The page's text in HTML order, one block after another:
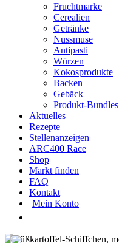
Fruchtmarke
Cerealien
Getränke
Nussmuse
Antipasti
Würzen
Kokosprodukte
Backen
Gebäck
Produkt-Bundles
Aktuelles
Rezepte
Stellenanzeigen
ARC400 Race
Shop
Markt finden
FAQ
Kontakt
Mein Konto